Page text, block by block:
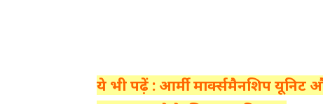
ये भी पढ़ें : आर्मी मार्क्समैनशिप यूनिट